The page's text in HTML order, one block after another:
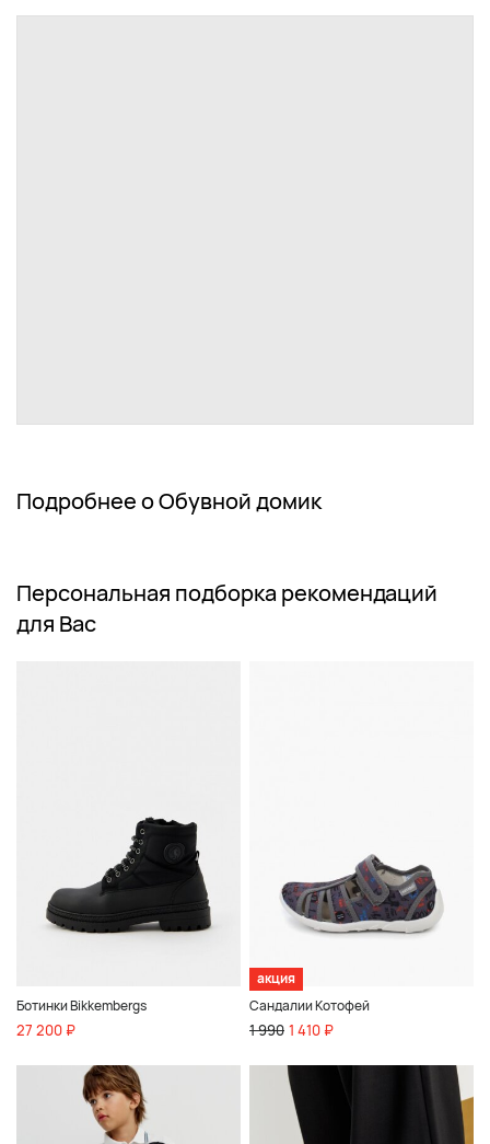
Подробнее о Обувной домик
Персональная подборка рекомендаций
для Вас
Ботинки Bikkembergs
27 200 ₽
акция
Сандалии Котофей
1 990 1 410 ₽